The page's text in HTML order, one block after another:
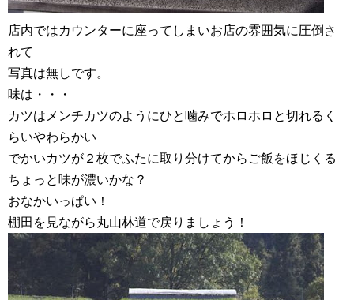
店内ではカウンターに座ってしまいお店の雰囲気に圧倒さ
れて
写真は無しです。
味は・・・
カツはメンチカツのようにひと噛みでホロホロと切れるく
らいやわらかい
でかいカツが２枚でふたに取り分けてからご飯をほじくる
ちょっと味が濃いかな？
おなかいっぱい！
棚田を見ながら丸山林道で戻りましょう！